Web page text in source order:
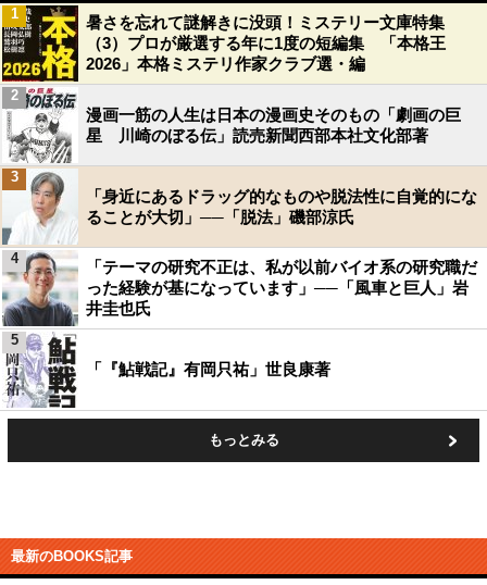
暑さを忘れて謎解きに没頭！ミステリー文庫特集
（3）プロが厳選する年に1度の短編集 「本格王
2026」本格ミステリ作家クラブ選・編
1
漫画一筋の人生は日本の漫画史そのもの「劇画の巨
星 川崎のぼる伝」読売新聞西部本社文化部著
2
「身近にあるドラッグ的なものや脱法性に自覚的にな
ることが大切」──「脱法」磯部涼氏
3
「テーマの研究不正は、私が以前バイオ系の研究職だ
った経験が基になっています」──「風車と巨人」岩
井圭也氏
4
「『鮎戦記』有岡只祐」世良康著
5
もっとみる
最新のBOOKS記事